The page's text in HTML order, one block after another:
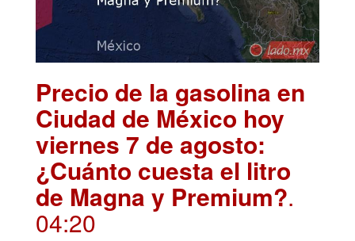
Precio de la gasolina en
Ciudad de México hoy
viernes 7 de agosto:
¿Cuánto cuesta el litro
de Magna y Premium?.
04:20